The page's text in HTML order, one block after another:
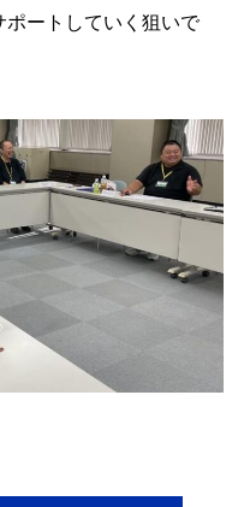
ポートしていく狙いで